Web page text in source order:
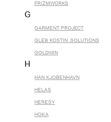
FRIZMWORKS
G
GARMENT PROJECT
GLEB KOSTIN .SOLUTIONS
GOLDWIN
H
HAN KJOBENHAVN
HELAS
HERESY
HOKA